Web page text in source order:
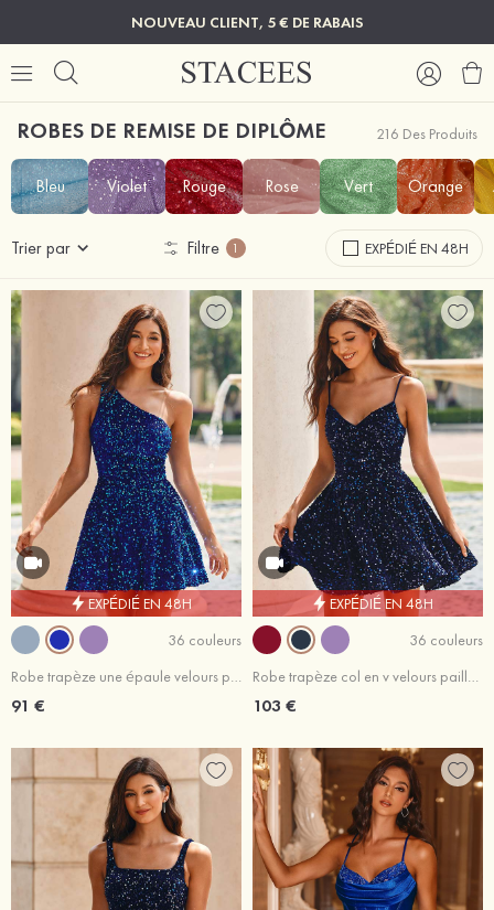
NOUVEAU CLIENT, 5 € DE RABAIS
ROBES DE REMISE DE DIPLÔME 216 Des Produits
Bleu Violet Rouge Rose Vert Orange
Trier par Filtre 1 EXPÉDIÉ EN 48H
EXPÉDIÉ EN 48H
36 couleurs
Robe trapèze une épaule velours paillettes courte/mini robe de fête de la rentrée
91 €
EXPÉDIÉ EN 48H
36 couleurs
Robe trapèze col en v velours paillettes courte/mini robe de fête de la rentrée
103 €